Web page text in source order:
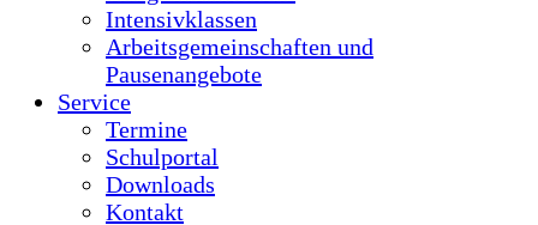
Verkehrsanbindung
Projekt „Webklicker“ der Klasse 6b
Gallerie